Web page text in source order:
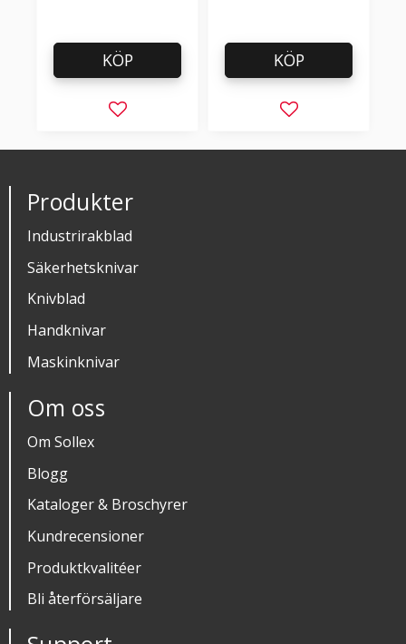
Lägg till i favoriter
KÖP
Lägg till i
KÖP
Produkter
Industrirakblad
Säkerhetsknivar
Knivblad
Handknivar
Maskinknivar
Om oss
Om Sollex
Blogg
Kataloger & Broschyrer
Kundrecensioner
Produktkvalitéer
Bli återförsäljare